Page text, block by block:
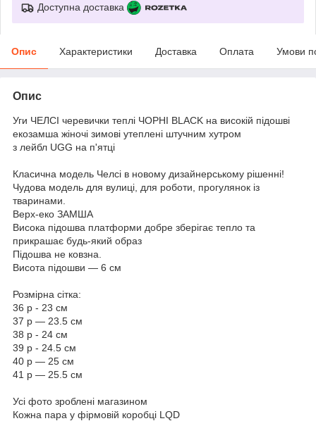
Доступна доставка
Опис Характеристики Доставка Оплата Умови
Опис
Уги ЧЕЛСІ черевички теплі ЧОРНІ BLACK на високій підошві
екозамша жіночі зимові утеплені штучним хутром
з лейбл UGG на п'ятці
Класична модель Челсі в новому дизайнерському рішенні!
Чудова модель для вулиці, для роботи, прогулянок із
тваринами.
Верх-еко ЗАМША
Висока підошва платформи добре зберігає тепло та
прикрашає будь-який образ
Підошва не ковзна.
Висота підошви — 6 см
Розмірна сітка:
36 р - 23 см
37 р — 23.5 см
38 р - 24 см
39 р - 24.5 см
40 р — 25 см
41 р — 25.5 см
Усі фото зроблені магазином
Кожна пара у фірмовій коробці LQD